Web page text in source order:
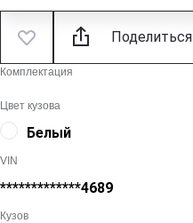
Поделиться
Комплектация
Цвет кузова
Белый
VIN
*************4689
Кузов